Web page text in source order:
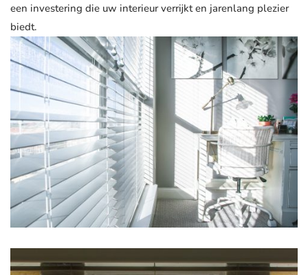
een investering die uw interieur verrijkt en jarenlang plezier
biedt.